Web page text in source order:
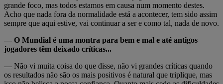
grande foco, mas todos estamos em causa num momento destes.
Acho que nada fora da normalidade está a acontecer, tem sido assim
sempre que aqui estive, vai continuar a ser e como tal, nada de novo.
— O Mundial é uma montra para bem e mal e até antigos
jogadores têm deixado críticas...
— Não vi muita coisa do que disse, não vi grandes críticas quando
os resultados não são os mais positivos é natural que triplique, mas